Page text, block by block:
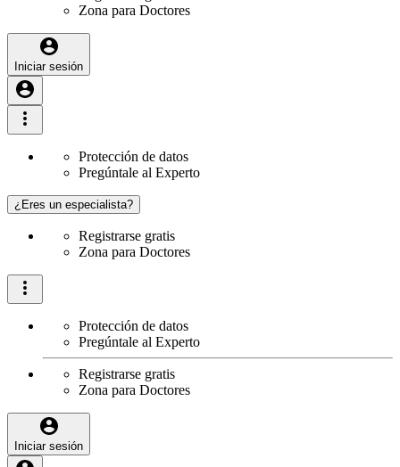
Zona para Doctores
Iniciar sesión
Protección de datos
Pregúntale al Experto
¿Eres un especialista?
Registrarse gratis
Zona para Doctores
Protección de datos
Pregúntale al Experto
Registrarse gratis
Zona para Doctores
Iniciar sesión